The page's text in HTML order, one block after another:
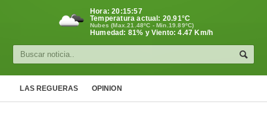
Cultura
Hora:20:15:58
Temperatura actual: 20.91°C
Nubes (Max.21.48ºC - Min.19.89ºC)
Humedad: 81% y Viento: 4.47 Km/h
LAS REGUERAS OPINION